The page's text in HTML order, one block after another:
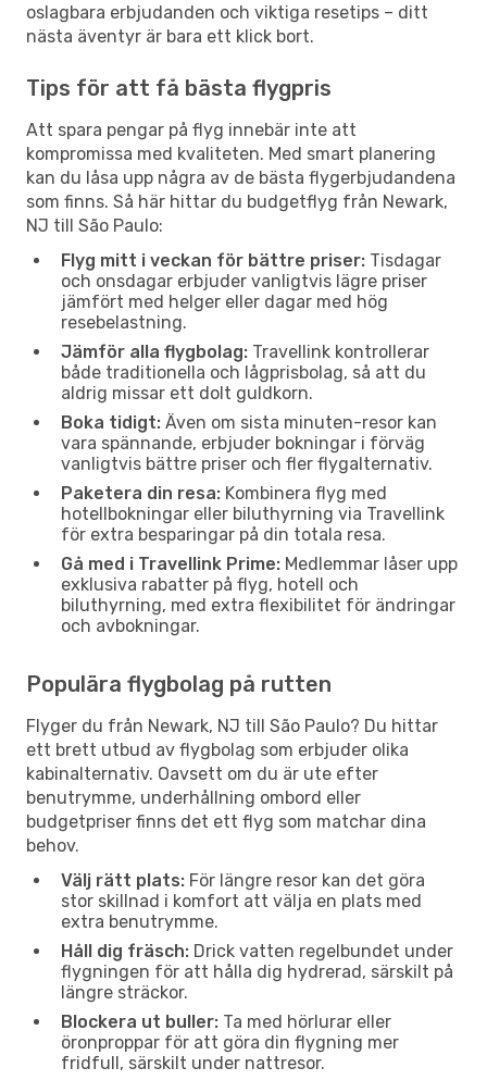
oslagbara erbjudanden och viktiga resetips – ditt
nästa äventyr är bara ett klick bort.
Tips för att få bästa flygpris
Att spara pengar på flyg innebär inte att
kompromissa med kvaliteten. Med smart planering
kan du låsa upp några av de bästa flygerbjudandena
som finns. Så här hittar du budgetflyg från Newark,
NJ till São Paulo:
Flyg mitt i veckan för bättre priser: Tisdagar
och onsdagar erbjuder vanligtvis lägre priser
jämfört med helger eller dagar med hög
resebelastning.
Jämför alla flygbolag: Travellink kontrollerar
både traditionella och lågprisbolag, så att du
aldrig missar ett dolt guldkorn.
Boka tidigt: Även om sista minuten-resor kan
vara spännande, erbjuder bokningar i förväg
vanligtvis bättre priser och fler flygalternativ.
Paketera din resa: Kombinera flyg med
hotellbokningar eller biluthyrning via Travellink
för extra besparingar på din totala resa.
Gå med i Travellink Prime: Medlemmar låser upp
exklusiva rabatter på flyg, hotell och
biluthyrning, med extra flexibilitet för ändringar
och avbokningar.
Populära flygbolag på rutten
Flyger du från Newark, NJ till São Paulo? Du hittar
ett brett utbud av flygbolag som erbjuder olika
kabinalternativ. Oavsett om du är ute efter
benutrymme, underhållning ombord eller
budgetpriser finns det ett flyg som matchar dina
behov.
Välj rätt plats: För längre resor kan det göra
stor skillnad i komfort att välja en plats med
extra benutrymme.
Håll dig fräsch: Drick vatten regelbundet under
flygningen för att hålla dig hydrerad, särskilt på
längre sträckor.
Blockera ut buller: Ta med hörlurar eller
öronproppar för att göra din flygning mer
fridfull, särskilt under nattresor.